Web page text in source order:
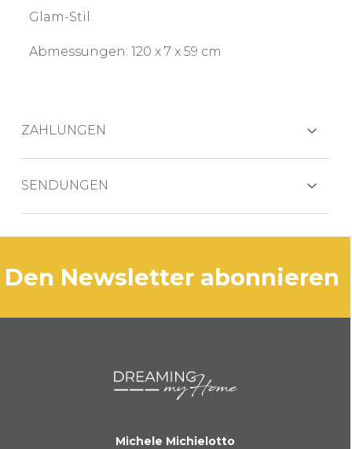
Glam-Stil
Abmessungen: 120 x 7 x 59 cm
ZAHLUNGEN
SENDUNGEN
Wenn das Produkt nicht auf Lager ist,
den Newsletter abonnieren
Michele Michielotto